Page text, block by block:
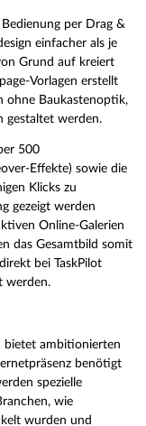
per Drag &
einfacher als je
Grund auf kreiert
Vorlagen erstellt
ohne Baukastenoptik,
gestaltet werden.
500
Effekte) sowie die
Klicks zu
gezeigt werden
Online-Galerien
das Gesamtbild somit
bei TaskPilot
werden.
bietet ambitionierten
benötigt
spezielle
wie
wurden und